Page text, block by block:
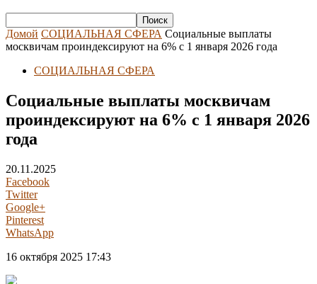
Домой СОЦИАЛЬНАЯ СФЕРА Социальные выплаты
москвичам проиндексируют на 6% с 1 января 2026 года
СОЦИАЛЬНАЯ СФЕРА
Социальные выплаты москвичам
проиндексируют на 6% с 1 января 2026
года
20.11.2025
Facebook
Twitter
Google+
Pinterest
WhatsApp
16 октября 2025 17:43